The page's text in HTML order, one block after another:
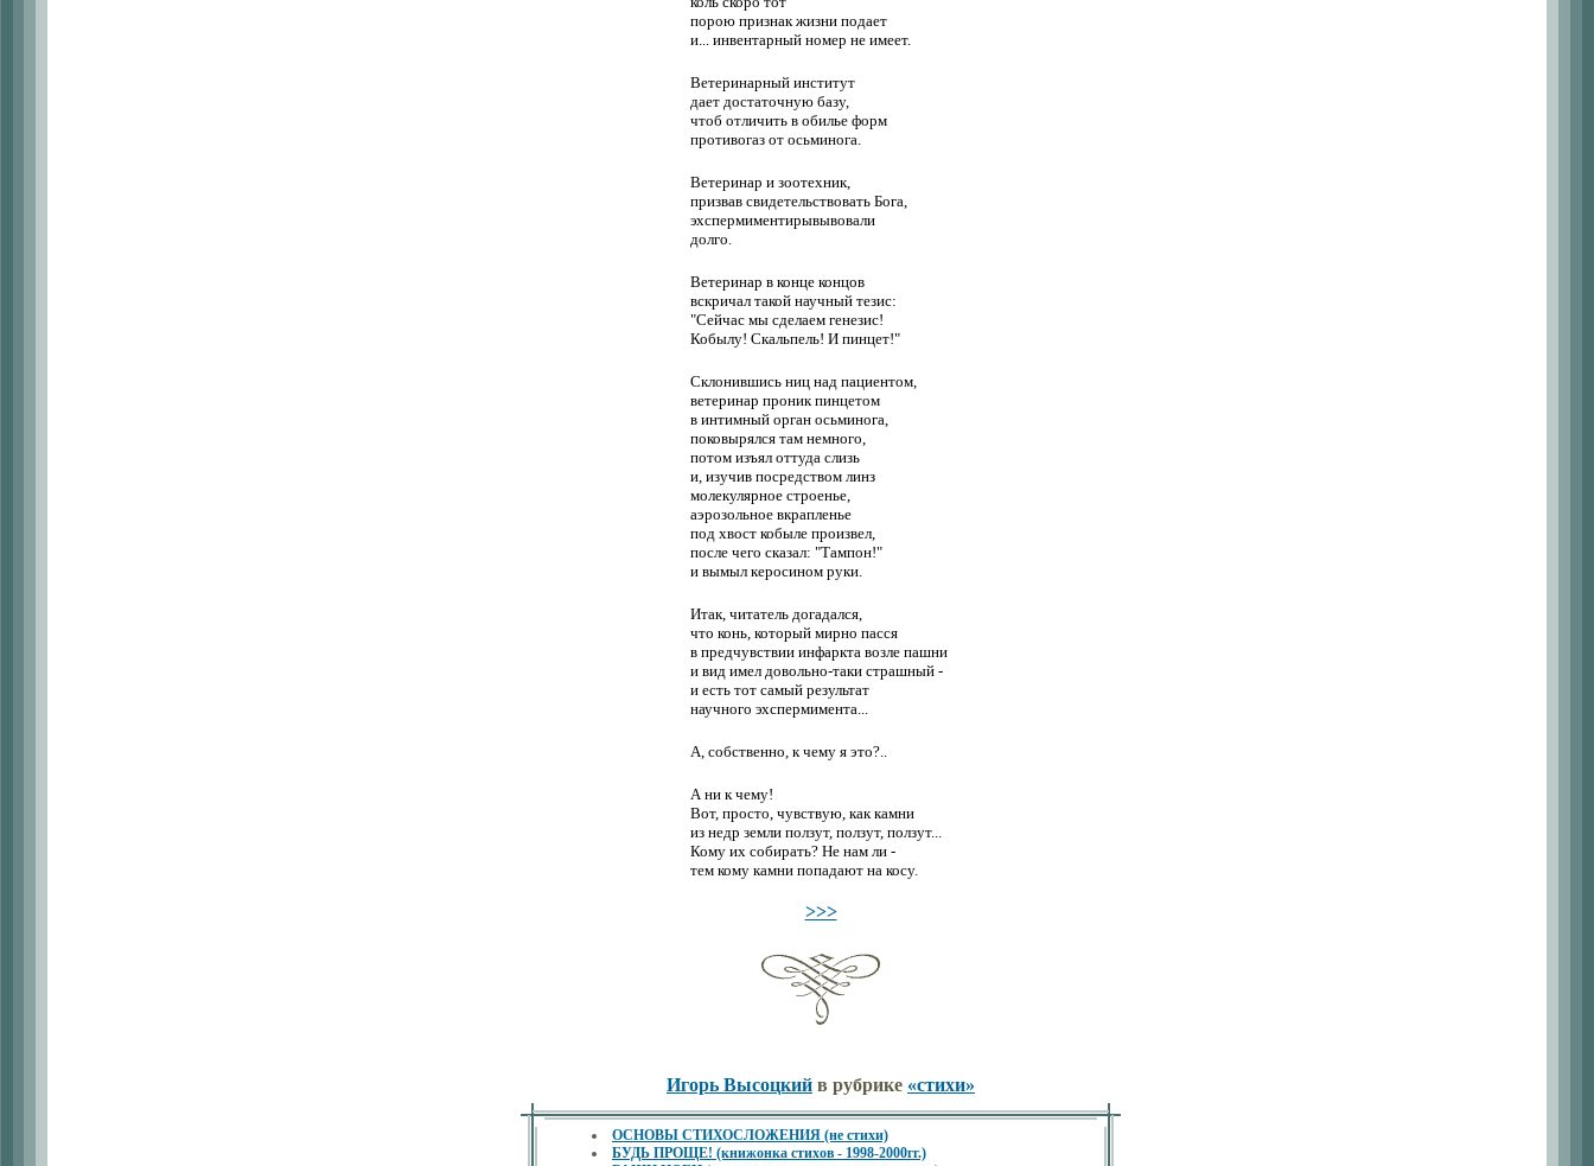
порою признак жизни подает
и... инвентарный номер не имеет.
Ветеринарный институт
дает достаточную базу,
чтоб отличить в обилье форм
противогаз от осьминога.
Ветеринар и зоотехник,
призвав свидетельствовать Бога,
эхспермиментирывывовали
долго.
Ветеринар в конце концов
вскричал такой научный тезис:
"Сейчас мы сделаем генезис!
Кобылу! Скальпель! И пинцет!"
Склонившись ниц над пациентом,
ветеринар проник пинцетом
в интимный орган осьминога,
поковырялся там немного,
потом изъял оттуда слизь
и, изучив посредством линз
молекулярное строенье,
аэрозольное вкрапленье
под хвост кобыле произвел,
после чего сказал: "Тампон!"
и вымыл керосином руки.
Итак, читатель догадался,
что конь, который мирно пасся
в предчувствии инфаркта возле пашни
и вид имел довольно-таки страшный -
и есть тот самый результат
научного эхспермимента...
А, собственно, к чему я это?..
А ни к чему!
Вот, просто, чувствую, как камни
из недр земли ползут, ползут, ползут...
Кому их собирать? Не нам ли -
тем кому камни попадают на косу.
>>>
Игорь Высоцкий в рубрике «стихи»
ОСНОВЫ СТИХОСЛОЖЕНИЯ (не стихи)
БУДЬ ПРОЩЕ! (книжонка стихов - 1998-2000гг.)